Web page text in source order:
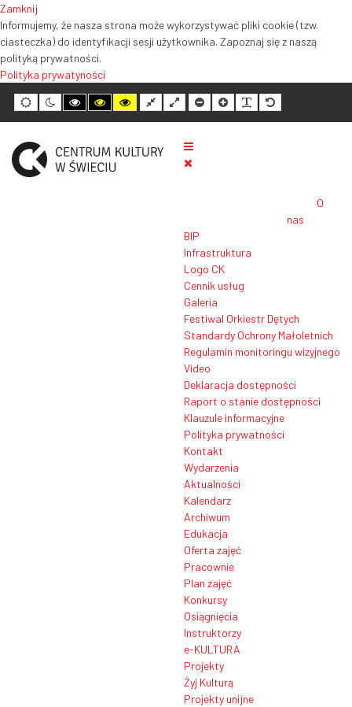
Zamknij
Informujemy, że nasza strona może wykorzystywać pliki cookie (tzw.
ciasteczka) do identyfikacji sesji użytkownika. Zapoznaj się z naszą
polityką prywatności.
Polityka prywatyności
Tryb
domyślny
Tryb
nocny
Tryb
wysokiego
kontrastu
biały
Tryb
wysokiego
kontrastu
żółty
Tryb
wysokiego
kontrastu
czarny
Normalny
układ
Szeroki
układ
Mniejszy
rozmiar
tekstu
Większy
rozmiar
tekstu
Czytelność
tekstu
Domyślny
rozmiar
tekstu
O
nas
BIP
Infrastruktura
Logo CK
Cennik usług
Galeria
Festiwal Orkiestr Dętych
Standardy Ochrony Małoletnich
Regulamin monitoringu wizyjnego
Video
Deklaracja dostępności
Raport o stanie dostępności
Klauzule informacyjne
Polityka prywatności
Kontakt
Wydarzenia
Aktualności
Kalendarz
Archiwum
Edukacja
Oferta zajęć
Pracownie
Plan zajęć
Konkursy
Osiągnięcia
Instruktorzy
e-KULTURA
Projekty
Żyj Kulturą
Projekty unijne